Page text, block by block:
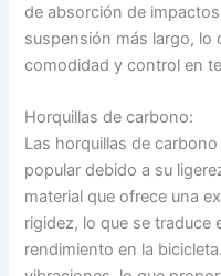
de absorción de
suspensión más largo, lo
comodidad y control en
Horquillas de carbono:
Las horquillas de
popular debido a su
material que ofrece una
rigidez, lo que se traduce
rendimiento en la